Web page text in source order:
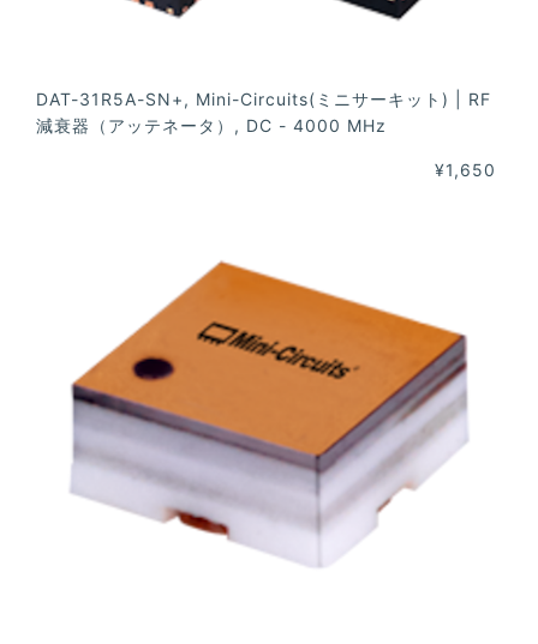
DAT-31R5A-SN+, Mini-Circuits(ミニサーキット) | RF
減衰器（アッテネータ）, DC - 4000 MHz
¥1,650